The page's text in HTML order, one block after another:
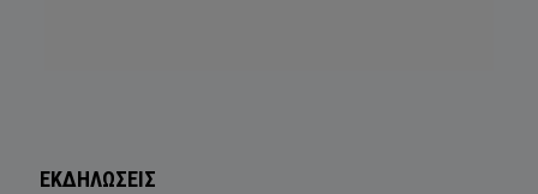
ΕΚΔΗΛΩΣΕΙΣ